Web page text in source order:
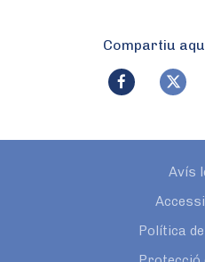
Compartiu
Avís
Política